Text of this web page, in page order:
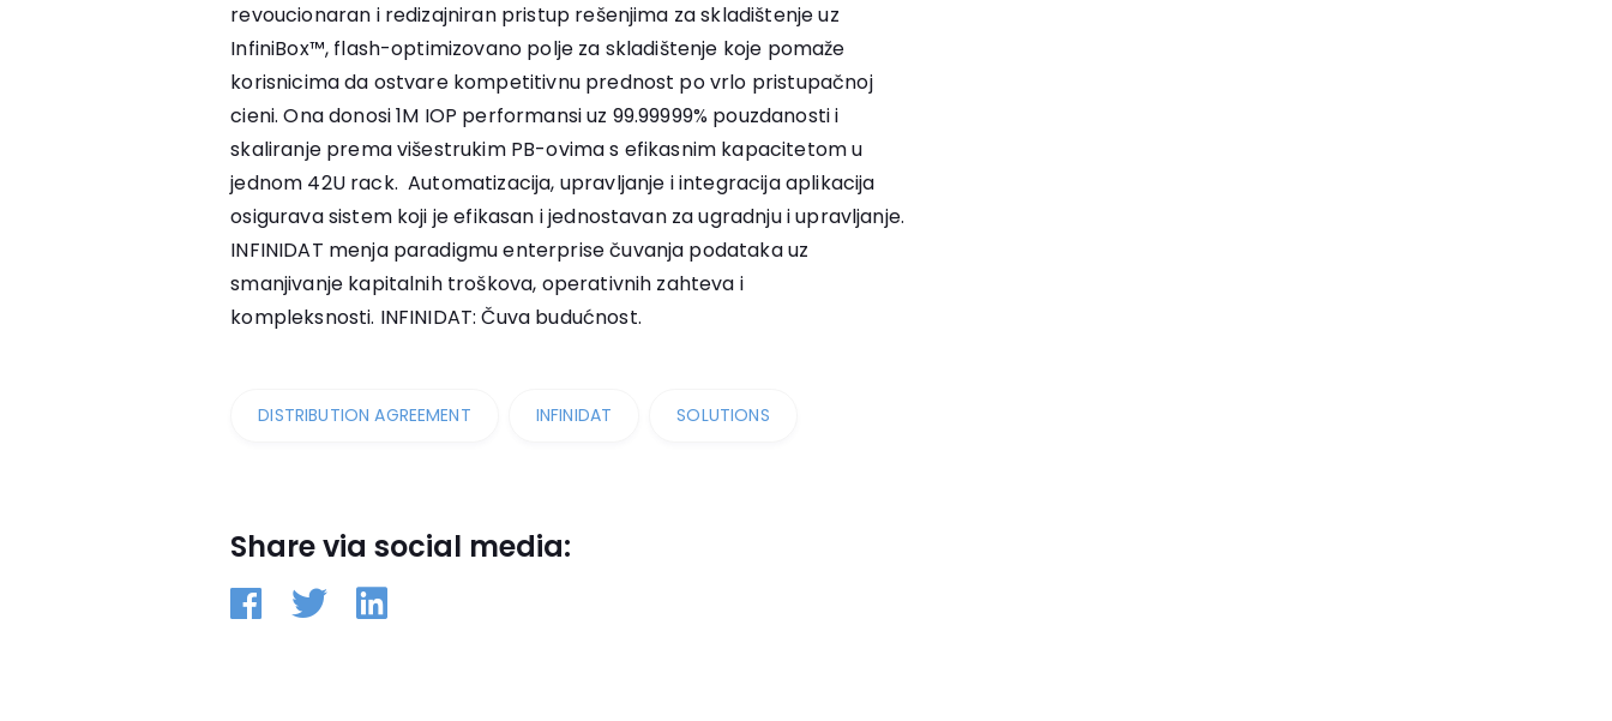
revoucionaran i redizajniran pristup rešenjima za skladištenje uz
InfiniBox™, flash-optimizovano polje za skladištenje koje pomaže
korisnicima da ostvare kompetitivnu prednost po vrlo pristupačnoj
cieni. Ona donosi 1M IOP performansi uz 99.99999% pouzdanosti i
skaliranje prema višestrukim PB-ovima s efikasnim kapacitetom u
jednom 42U rack. Automatizacija, upravljanje i integracija aplikacija
osigurava sistem koji je efikasan i jednostavan za ugradnju i upravljanje.
INFINIDAT menja paradigmu enterprise čuvanja podataka uz
smanjivanje kapitalnih troškova, operativnih zahteva i
kompleksnosti. INFINIDAT: Čuva budućnost.
DISTRIBUTION AGREEMENT INFINIDAT SOLUTIONS
Share via social media: